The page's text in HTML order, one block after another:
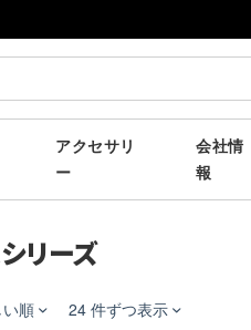
アクセサリ
ー
会社情
報
リーズ
順 24 件ずつ表示